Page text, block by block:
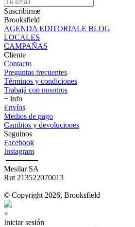
Suscribirme
Brooksfield
AGENDA EDITORIALE BLOG
LOCALES
CAMPAÑAS
Cliente
Contacto
Preguntas frecuentes
Términos y condiciones
Trabajá con nosotros
+ info
Envíos
Medios de pago
Cambios y devoluciones
Seguinos
Facebook
Instagram
‎ ──────
Mesilar SA
Rut 213522070013
© Copyright 2026, Brooksfield
×
Iniciar sesión